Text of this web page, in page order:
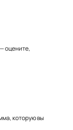
оцените,
которую вы